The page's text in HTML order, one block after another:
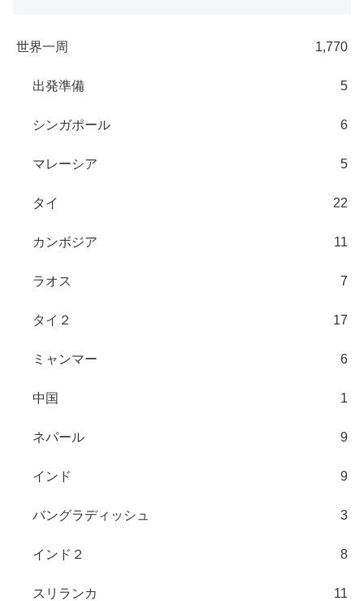
世界一周 1,770
出発準備 5
シンガポール 6
マレーシア 5
タイ 22
カンボジア 11
ラオス 7
タイ２ 17
ミャンマー 6
中国 1
ネパール 9
インド 9
バングラディッシュ 3
インド２ 8
スリランカ 11